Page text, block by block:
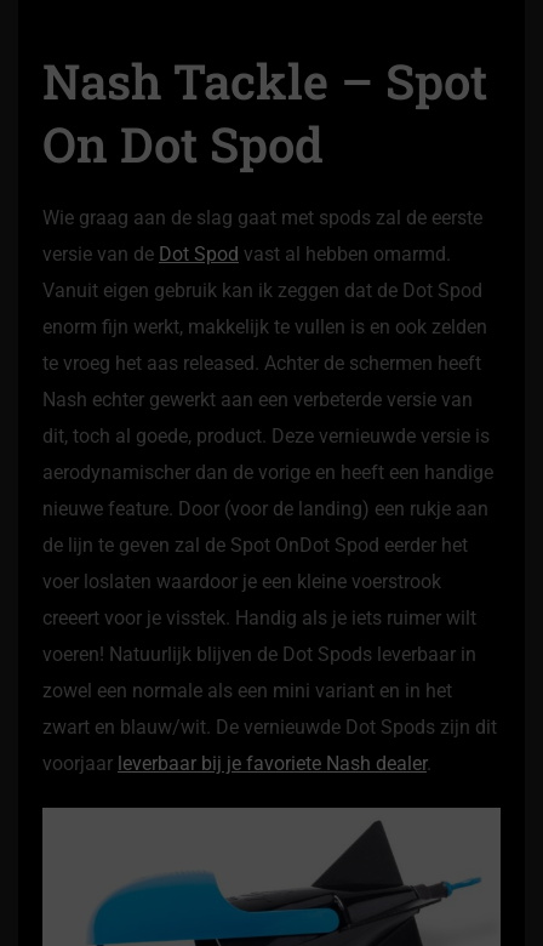
Nash Tackle – Spot
On Dot Spod
Wie graag aan de slag gaat met spods zal de eerste
versie van de Dot Spod vast al hebben omarmd.
Vanuit eigen gebruik kan ik zeggen dat de Dot Spod
enorm fijn werkt, makkelijk te vullen is en ook zelden
te vroeg het aas released. Achter de schermen heeft
Nash echter gewerkt aan een verbeterde versie van
dit, toch al goede, product. Deze vernieuwde versie is
aerodynamischer dan de vorige en heeft een handige
nieuwe feature. Door (voor de landing) een rukje aan
de lijn te geven zal de Spot OnDot Spod eerder het
voer loslaten waardoor je een kleine voerstrook
creeert voor je visstek. Handig als je iets ruimer wilt
voeren! Natuurlijk blijven de Dot Spods leverbaar in
zowel een normale als een mini variant en in het
zwart en blauw/wit. De vernieuwde Dot Spods zijn dit
voorjaar leverbaar bij je favoriete Nash dealer.